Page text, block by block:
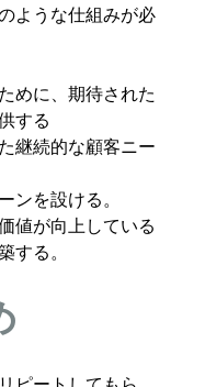
ような仕組みが必
めに、期待された
する
継続的な顧客ニー
ンを設ける。
値が向上している
する。